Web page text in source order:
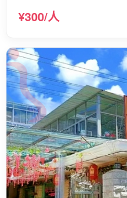
¥300/人